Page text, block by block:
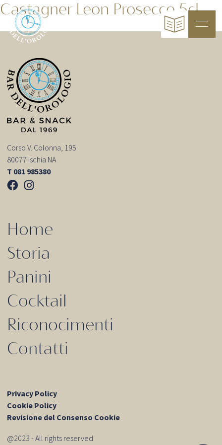
Castagner Leon Prosecco 5cl
Corso V. Colonna, 195
80077 Ischia NA
T 081 985380
Home
Storia
Panini
Cocktail
Riconocimenti
Contatti
Privacy Policy
Cookie Policy
Revisione del Consenso Cookie
@2023 - All rights reserved